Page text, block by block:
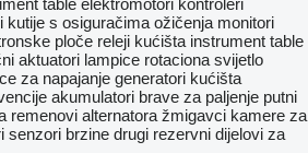
table elektromotori kontroleri
kutije s osiguračima ožičenja monitori
ploče releji kućišta instrument table
aktuatori lampice rotaciona svijetlo
za napajanje generatori kućišta
akumulatori brave za paljenje putni
remenovi alternatora žmigavci kamere za
senzori brzine drugi rezervni dijelovi za